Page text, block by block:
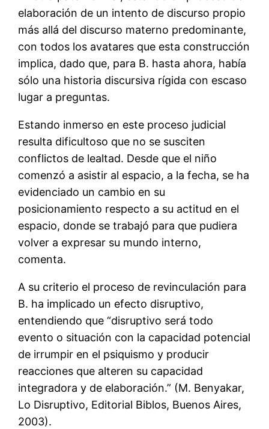
elaboración de un intento de discurso propio
más allá del discurso materno predominante,
con todos los avatares que esta construcción
implica, dado que, para B. hasta ahora, había
sólo una historia discursiva rígida con escaso
lugar a preguntas.
Estando inmerso en este proceso judicial
resulta dificultoso que no se susciten
conflictos de lealtad. Desde que el niño
comenzó a asistir al espacio, a la fecha, se ha
evidenciado un cambio en su
posicionamiento respecto a su actitud en el
espacio, donde se trabajó para que pudiera
volver a expresar su mundo interno,
comenta.
A su criterio el proceso de revinculación para
B. ha implicado un efecto disruptivo,
entendiendo que “disruptivo será todo
evento o situación con la capacidad potencial
de irrumpir en el psiquismo y producir
reacciones que alteren su capacidad
integradora y de elaboración.” (M. Benyakar,
Lo Disruptivo, Editorial Biblos, Buenos Aires,
2003).